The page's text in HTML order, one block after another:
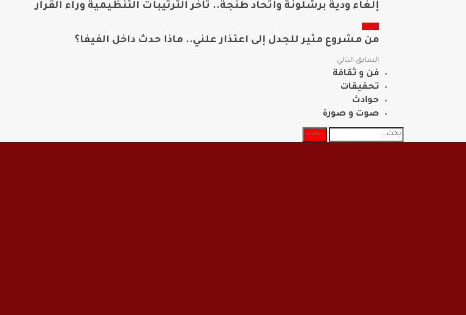
إلغاء ودية برشلونة واتحاد طنجة.. تأخر الترتيبات التنظيمية وراء القرار
رياضة
من مشروع مثير للجدل إلى اعتذار علني.. ماذا حدث داخل الفيفا؟
السابق التالي
فن و ثقافة
تحقيقات
حوادث
صوت و صورة